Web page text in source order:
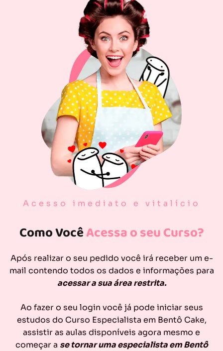
Acesso imediato e vitalício
Como VocêAcessa o seu Curso?
Após realizar o seu pedido você irá receber um e-
mail contendo todos os dados e informações para
acessar a sua área restrita.
Ao fazer o seu login você já pode iniciar seus
estudos do Curso Especialista em Bentô Cake,
assistir as aulas disponíveis agora mesmo e
começar a se tornar uma especialista em Bentô